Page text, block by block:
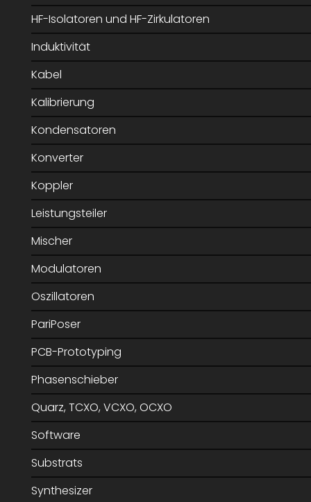
HF-Isolatoren und HF-Zirkulatoren
Induktivität
Kabel
Kalibrierung
Kondensatoren
Konverter
Koppler
Leistungsteiler
Mischer
Modulatoren
Oszillatoren
PariPoser
PCB-Prototyping
Phasenschieber
Quarz, TCXO, VCXO, OCXO
Software
Substrats
Synthesizer